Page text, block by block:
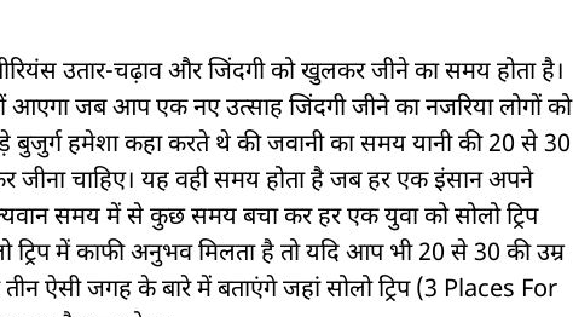
उतार-चढ़ाव और जिंदगी को खुलकर जीने का समय होता है।
आएगा जब आप एक नए उत्साह जिंदगी जीने का नजरिया लोगों को
बुजुर्ग हमेशा कहा करते थे की जवानी का समय यानी की 20 से 30
चाहिए। यह वही समय होता है जब हर एक इंसान अपने
समय में से कुछ समय बचा कर हर एक युवा को सोलो ट्रिप
में काफी अनुभव मिलता है तो यदि आप भी 20 से 30 की उम्र
ऐसी जगह के बारे में बताएंगे जहां सोलो ट्रिप (3 Places For